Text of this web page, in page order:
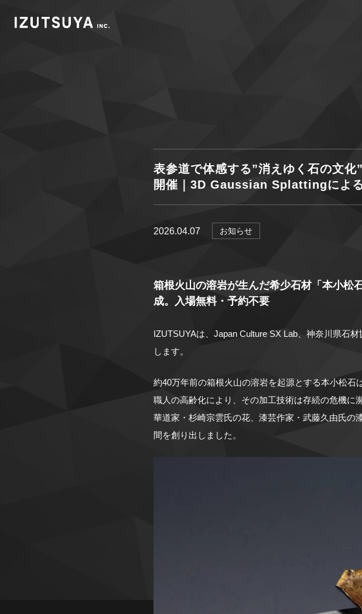
表参道で体感する”消えゆく石の文
開催｜3D Gaussian Splattingによ
2026.04.07 お知らせ
箱根火山の溶岩が生んだ希少石材「本小松
成。入場無料・予約不要
IZUTSUYAは、Japan Culture SX Lab、神奈川県石
します。
約40万年前の箱根火山の溶岩を起源とする本小松
職人の高齢化により、その加工技術は存続の危機に
華道家・杉崎宗雲氏の花、漆芸作家・武藤久由氏
間を創り出しました。